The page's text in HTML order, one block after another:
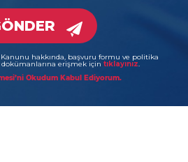
hakkında, başvuru formu ve politika
erişmek için tıklayınız
Okudum Kabul Ediyorum.